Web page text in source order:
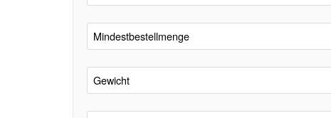
Mindestbestellmenge
Gewicht